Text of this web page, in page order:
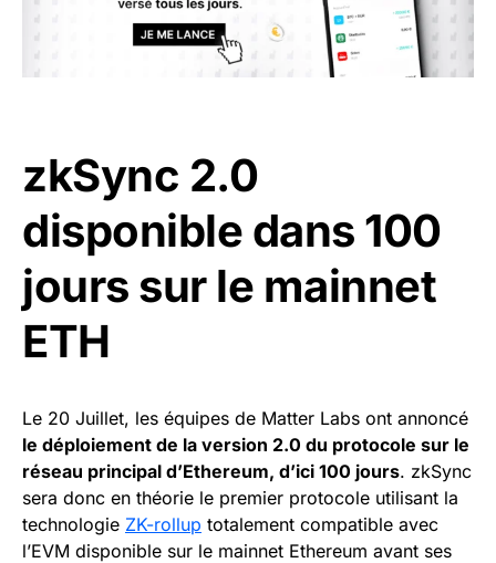
zkSync 2.0
disponible dans 100
jours sur le mainnet
ETH
Le 20 Juillet, les équipes de Matter Labs ont annoncé
le déploiement de la version 2.0 du protocole sur le
réseau principal d’Ethereum, d’ici 100 jours. zkSync
sera donc en théorie le premier protocole utilisant la
technologie ZK-rollup totalement compatible avec
l’EVM disponible sur le mainnet Ethereum avant ses